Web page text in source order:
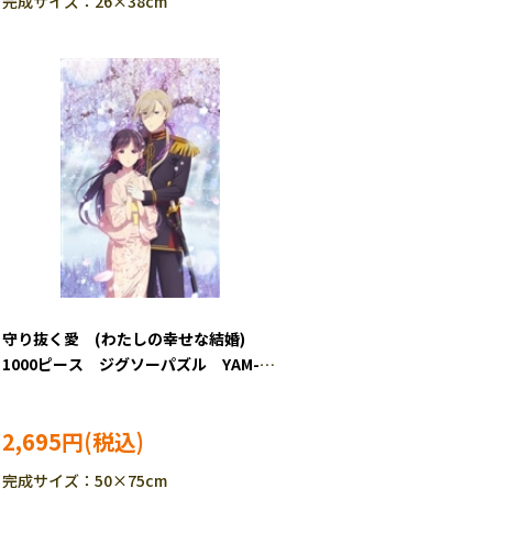
守り抜く愛 (わたしの幸せな結婚)
1000ピース ジグソーパズル YAM-
2,695円
完成サイズ：50×75cm